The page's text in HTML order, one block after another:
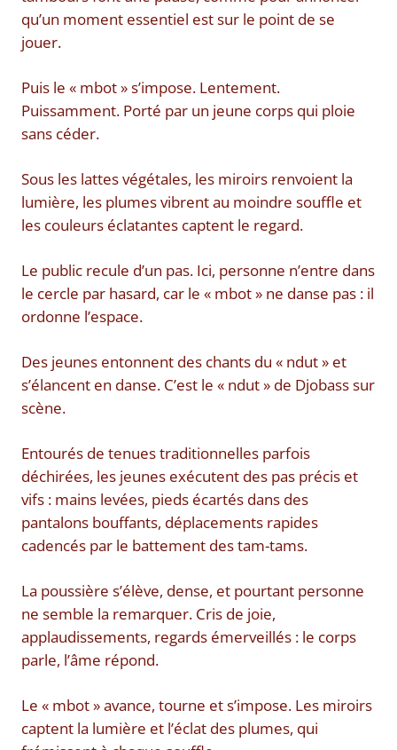
qu’un moment essentiel est sur le point de se
jouer.
Puis le « mbot » s’impose. Lentement.
Puissamment. Porté par un jeune corps qui ploie
sans céder.
Sous les lattes végétales, les miroirs renvoient la
lumière, les plumes vibrent au moindre souffle et
les couleurs éclatantes captent le regard.
Le public recule d’un pas. Ici, personne n’entre dans
le cercle par hasard, car le « mbot » ne danse pas : il
ordonne l’espace.
Des jeunes entonnent des chants du « ndut » et
s’élancent en danse. C’est le « ndut » de Djobass sur
scène.
Entourés de tenues traditionnelles parfois
déchirées, les jeunes exécutent des pas précis et
vifs : mains levées, pieds écartés dans des
pantalons bouffants, déplacements rapides
cadencés par le battement des tam-tams.
La poussière s’élève, dense, et pourtant personne
ne semble la remarquer. Cris de joie,
applaudissements, regards émerveillés : le corps
parle, l’âme répond.
Le « mbot » avance, tourne et s’impose. Les miroirs
captent la lumière et l’éclat des plumes, qui